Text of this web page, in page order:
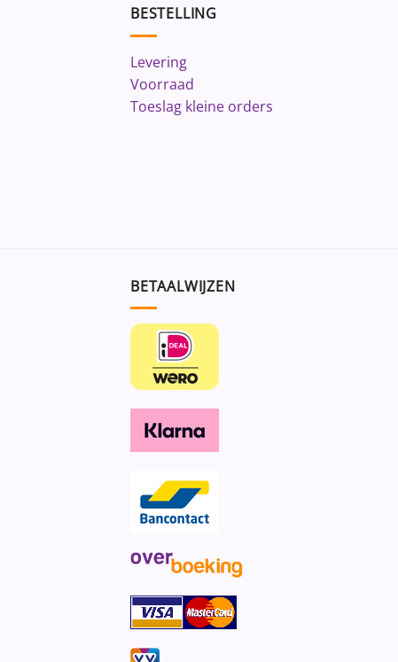
BESTELLING
Levering
Voorraad
Toeslag kleine orders
BETAALWIJZEN